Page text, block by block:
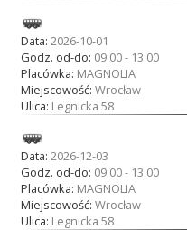
Data: 2026-10-01
Godz. od-do: 09:00 - 13:00
Placówka: MAGNOLIA
Miejscowość: Wrocław
Ulica: Legnicka 58
Data: 2026-12-03
Godz. od-do: 09:00 - 13:00
Placówka: MAGNOLIA
Miejscowość: Wrocław
Ulica: Legnicka 58